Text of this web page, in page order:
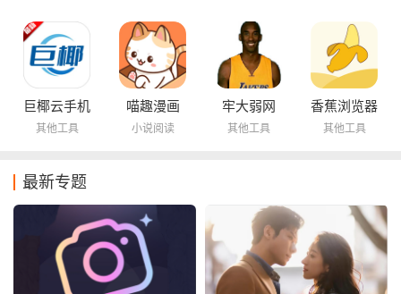
巨椰云手机
其他工具
喵趣漫画
小说阅读
牢大弱网
其他工具
香蕉浏览器
其他工具
最新专题